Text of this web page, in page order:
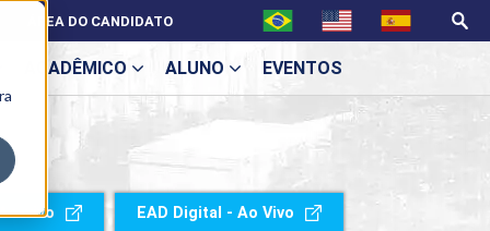
ACADÊMICO ALUNO EVENTOS
ÁREA DO CANDIDATO
vivo EAD Digital - Ao Vivo